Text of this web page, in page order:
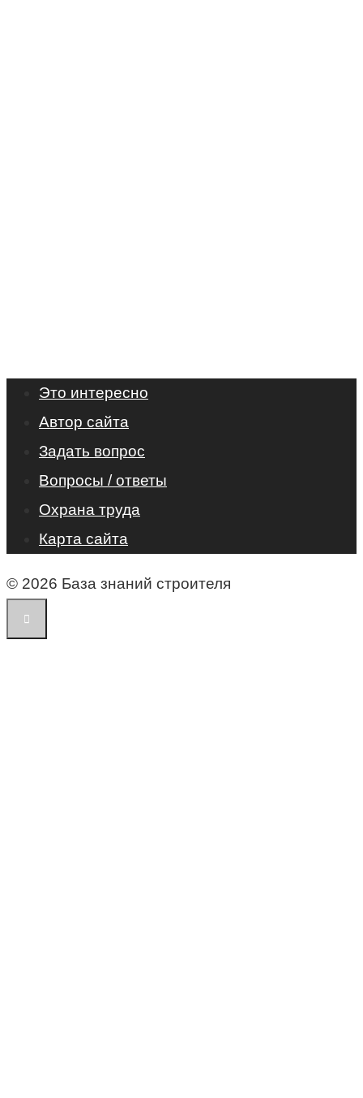
Это интересно
Автор сайта
Задать вопрос
Вопросы / ответы
Охрана труда
Карта сайта
© 2026 База знаний строителя